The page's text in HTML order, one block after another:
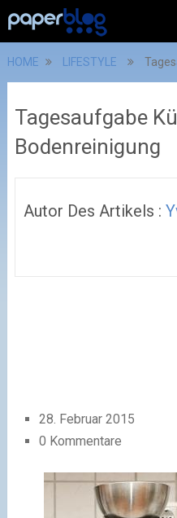
HOME LIFESTYLE
Tagesaufgabe
Bodenreinigung
Autor Des Artikels :
28. Februar 2015
0 Kommentare